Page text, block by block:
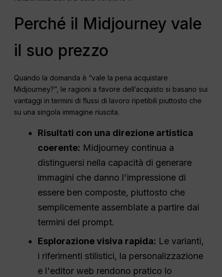
Perché il Midjourney vale
il suo prezzo
Quando la domanda è “vale la pena acquistare
Midjourney?”, le ragioni a favore dell’acquisto si basano sui
vantaggi in termini di flussi di lavoro ripetibili piuttosto che
su una singola immagine riuscita.
Risultati con una direzione artistica
coerente: Midjourney continua a
distinguersi nella capacità di generare
immagini che danno l'impressione di
essere ben composte, piuttosto che
semplicemente assemblate a partire dai
termini del prompt.
Esplorazione visiva rapida: Le varianti,
i riferimenti stilistici, la personalizzazione
e l'editor web rendono pratico lo